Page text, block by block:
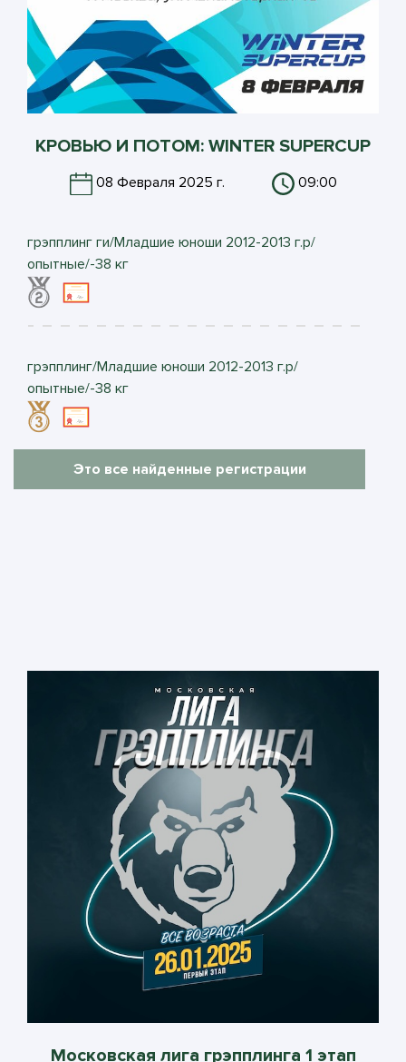
КРОВЬЮ И ПОТОМ: WINTER SUPERCUP
08 Февраля 2025 г. 09:00
грэпплинг ги/Младшие юноши 2012-2013 г.р/
опытные/-38 кг
грэпплинг/Младшие юноши 2012-2013 г.р/
опытные/-38 кг
Это все найденные регистрации
Московская лига грэпплинга 1 этап